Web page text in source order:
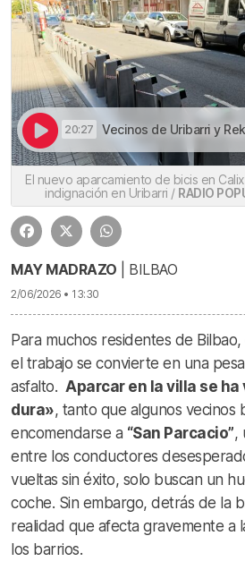
20:27 Vecinos de Uribarri y Rekalde denuncian una pérdida crítica de plazas de aparcamiento |
El nuevo aparcamiento de bicis en
indignación en Uribarri / RADIO
MAY MADRAZO | BILBAO
2/06/2026 • 13:30
Para muchos residentes de
el trabajo se convierte en una
asfalto. Aparcar en la villa se
dura», tanto que algunos vecinos
encomendarse a “San Parcacio”,
entre los conductores
vueltas sin éxito, solo buscan un
coche. Sin embargo, detrás de la
realidad que afecta gravemente a
los barrios.